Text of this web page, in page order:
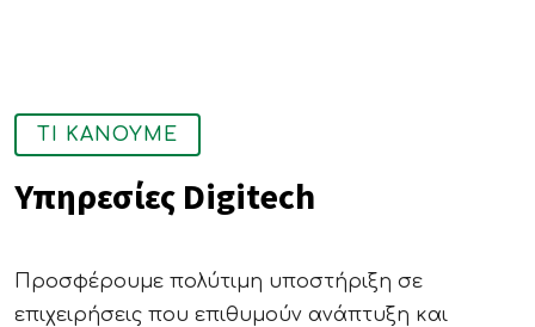
ΤΙ ΚΑΝΟΥΜΕ
Υπηρεσίες Digitech
Προσφέρουμε πολύτιμη υποστήριξη σε
επιχειρήσεις που επιθυμούν ανάπτυξη και